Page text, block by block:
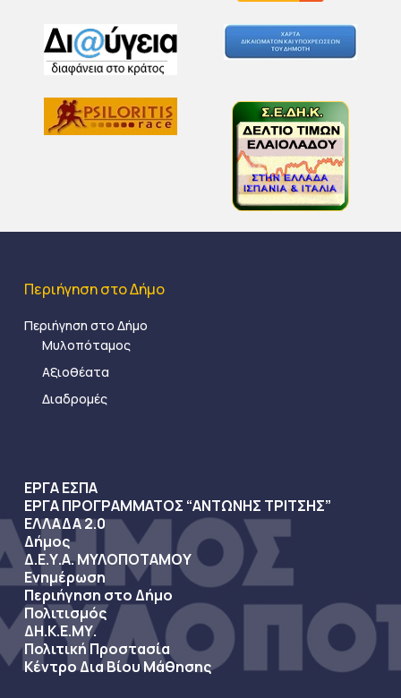
Περιήγηση στο Δήμο
Περιήγηση στο Δήμο
Μυλοπόταμος
Αξιοθέατα
Διαδρομές
ΕΡΓΑ ΕΣΠΑ
ΕΡΓΑ ΠΡΟΓΡΑΜΜΑΤΟΣ “ΑΝΤΩΝΗΣ ΤΡΙΤΣΗΣ”
ΕΛΛΑΔΑ 2.0
Δήμος
Δ.Ε.Υ.Α. ΜΥΛΟΠΟΤΑΜΟΥ
Ενημέρωση
Περιήγηση στο Δήμο
Πολιτισμός
ΔΗ.Κ.Ε.ΜΥ.
Πολιτική Προστασία
Κέντρο Δια Βίου Μάθησης